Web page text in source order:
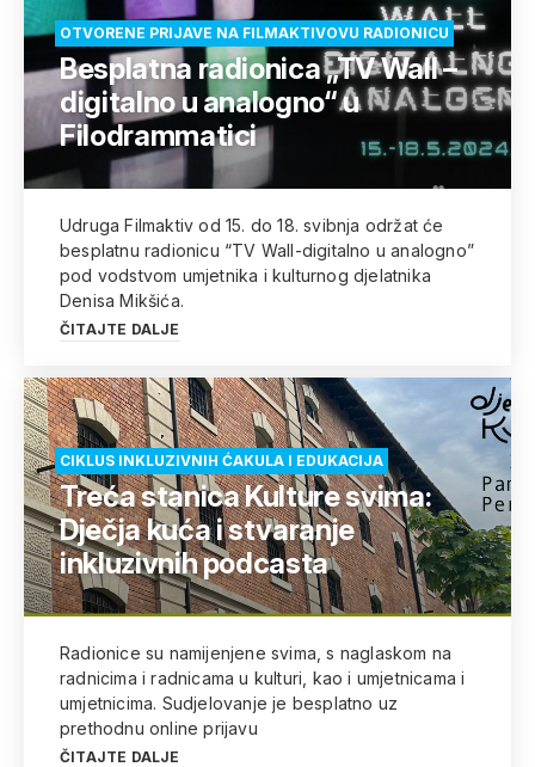
OTVORENE PRIJAVE NA FILMAKTIVOVU RADIONICU
Besplatna radionica „TV Wall –
digitalno u analogno“ u
Filodrammatici
Udruga Filmaktiv od 15. do 18. svibnja održat će
besplatnu radionicu “TV Wall-digitalno u analogno”
pod vodstvom umjetnika i kulturnog djelatnika
Denisa Mikšića.
ČITAJTE DALJE
CIKLUS INKLUZIVNIH ĆAKULA I EDUKACIJA
Treća stanica Kulture svima:
Dječja kuća i stvaranje
inkluzivnih podcasta
Radionice su namijenjene svima, s naglaskom na
radnicima i radnicama u kulturi, kao i umjetnicama i
umjetnicima. Sudjelovanje je besplatno uz
prethodnu online prijavu
ČITAJTE DALJE